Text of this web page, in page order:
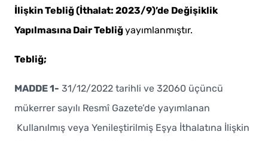
İlişkin Tebliğ (İthalat: 2023/9)’de Değişiklik
Yapılmasına Dair Tebliğyayımlanmıştır.
Tebliğ;
MADDE 1- 31/12/2022 tarihli ve 32060 üçüncü
mükerrer sayılı Resmî Gazete’de yayımlanan
Kullanılmış veya Yenileştirilmiş Eşya İthalatına İlişkin